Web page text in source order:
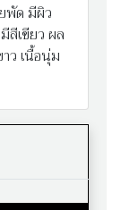
พัด มีผิว
สีเขียว ผล
ว เนื้อนุ่ม